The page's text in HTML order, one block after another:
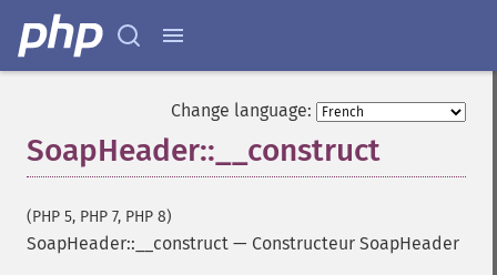
Change language:
SoapHeader::__construct
(PHP 5, PHP 7, PHP 8)
SoapHeader::__construct — Constructeur SoapHeader